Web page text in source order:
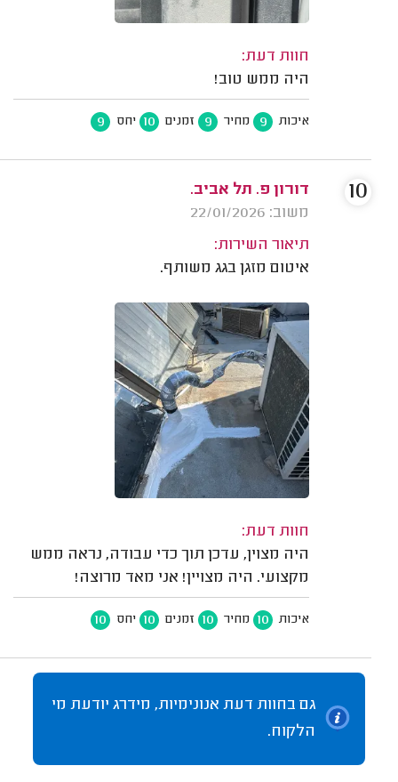
חוות דעת:
היה ממש טוב!
איכות 9 מחיר 9 זמנים 10 יחס 9
דורון פ. תל אביב.
משוב: 22/01/2026
תיאור השירות:
איטום מזגן בגג משותף.
חוות דעת:
היה מצוין, עדכן תוך כדי עבודה, נראה ממש
מקצועי. היה מצויין! אני מאד מרוצה!
איכות 10 מחיר 10 זמנים 10 יחס 10
10
גם בחוות דעת אנונימיות, מידרג יודעת מי
הלקוח.